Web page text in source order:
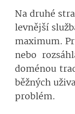
Na druhé
levnější
maximum.
nebo
doménou
běžných
problém.